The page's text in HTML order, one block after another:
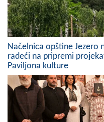
Sastav Skupštine
Službeni Glasnici
Vijesti
Aktivnosti
Načelnica opštine Jezero
radeći na pripremi
Paviljona kulture